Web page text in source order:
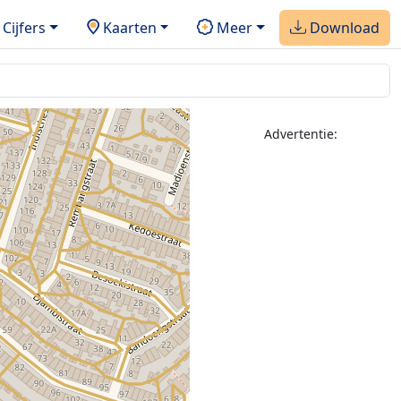
Cijfers Kaarten Meer Download
Advertentie: